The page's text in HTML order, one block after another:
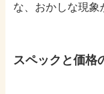
な、おかしな現象
スペックと価格